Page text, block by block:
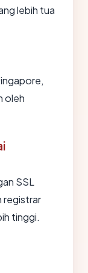
lebih tua
oleh
SSL
registrar
tinggi.